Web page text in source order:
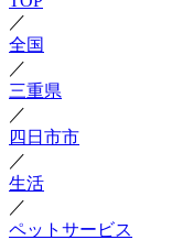
／
全国
／
三重県
／
四日市市
／
生活
／
ペットサービス